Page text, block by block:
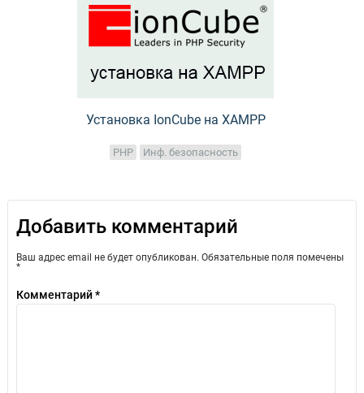
Установка IonCube на XAMPP
PHP Инф. безопасность
Добавить комментарий
Ваш адрес email не будет опубликован. Обязательные поля помечены
*
Комментарий*